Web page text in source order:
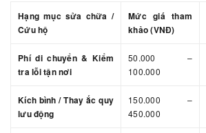
Hạng mục sửa chữa /
Cứu hộ
Mức giá tham
khảo (VNĐ)
Phí di chuyển & Kiểm
tra lỗi tận nơi
50.000 –
100.000
Kích bình / Thay ắc quy
lưu động
150.000 –
450.000